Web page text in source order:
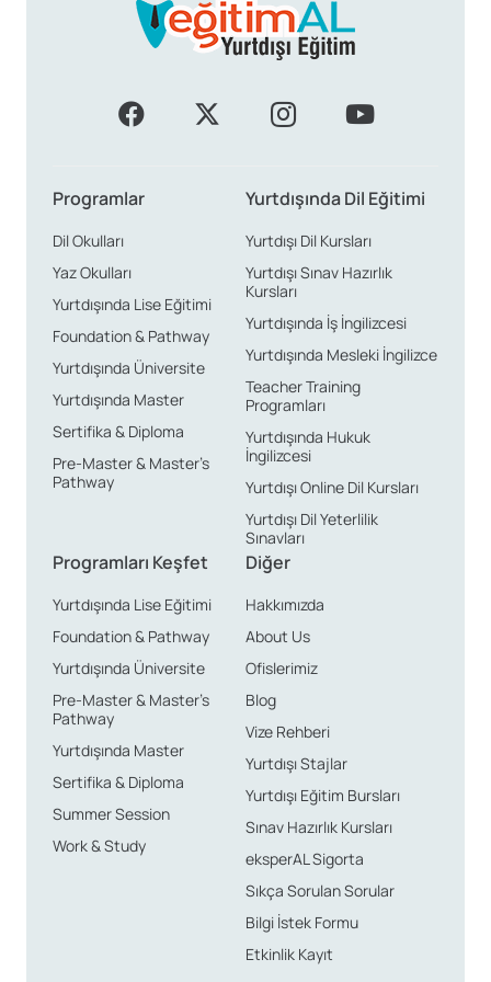
Programlar
Dil Okulları
Yaz Okulları
Yurtdışında Lise Eğitimi
Foundation & Pathway
Yurtdışında Üniversite
Yurtdışında Master
Sertifika & Diploma
Pre-Master & Master’s
Pathway
Yurtdışında Dil Eğitimi
Yurtdışı Dil Kursları
Yurtdışı Sınav Hazırlık
Kursları
Yurtdışında İş İngilizcesi
Yurtdışında Mesleki İngilizce
Teacher Training
Programları
Yurtdışında Hukuk
İngilizcesi
Yurtdışı Online Dil Kursları
Yurtdışı Dil Yeterlilik
Sınavları
Programları Keşfet
Yurtdışında Lise Eğitimi
Foundation & Pathway
Yurtdışında Üniversite
Pre-Master & Master’s
Pathway
Yurtdışında Master
Sertifika & Diploma
Summer Session
Work & Study
Diğer
Hakkımızda
About Us
Ofislerimiz
Blog
Vize Rehberi
Yurtdışı Stajlar
Yurtdışı Eğitim Bursları
Sınav Hazırlık Kursları
eksperAL Sigorta
Sıkça Sorulan Sorular
Bilgi İstek Formu
Etkinlik Kayıt